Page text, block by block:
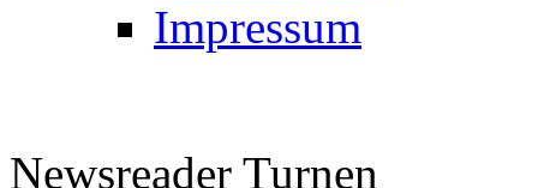
Impressum
Newsreader Turnen